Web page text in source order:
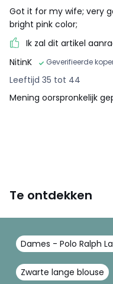
Got it for my wife; very
bright pink color;
Ik zal dit artikel
NitinK
Geverifieerde
Leeftijd 35 tot 44
Mening oorspronkelijk
Te ontdekken
Dames - Polo Ralph
Zwarte lange blouse